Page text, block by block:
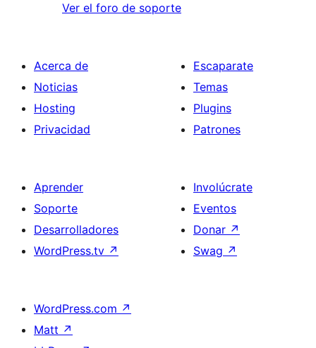
Ver el foro de soporte
Acerca de
Noticias
Hosting
Privacidad
Escaparate
Temas
Plugins
Patrones
Aprender
Soporte
Desarrolladores
WordPress.tv ↗
Involúcrate
Eventos
Donar ↗
Swag ↗
WordPress.com ↗
Matt ↗